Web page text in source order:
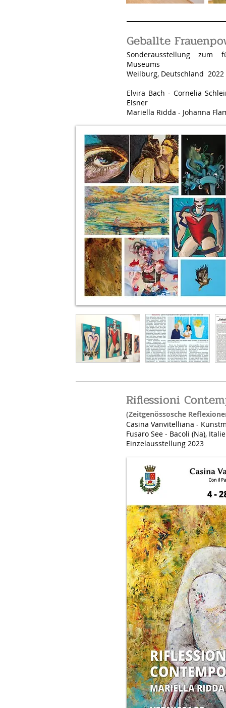
Geballte
Sonderausstellung zum
Museums
Weilburg, Deutschland 2022
Elvira Bach - Cornelia
Elsner
Mariella Ridda - Johanna
Riflessioni
(Zeitgenössosche
Casina Vanvitelliana -
Fusaro See - Bacoli (Na),
Einzelausstellung 2023